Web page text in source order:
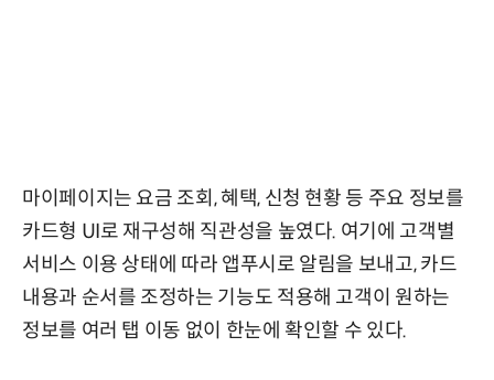
마이페이지는 요금 조회, 혜택, 신청 현황 등 주요 정보를
카드형 UI로 재구성해 직관성을 높였다. 여기에 고객별
서비스 이용 상태에 따라 앱푸시로 알림을 보내고, 카드
내용과 순서를 조정하는 기능도 적용해 고객이 원하는
정보를 여러 탭 이동 없이 한눈에 확인할 수 있다.